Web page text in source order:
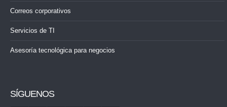
Correos corporativos
Servicios de TI
Asesoría tecnológica para negocios
SÍGUENOS